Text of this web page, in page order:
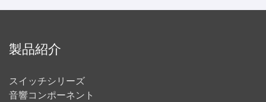
製品紹介
スイッチシリーズ
音響コンポーネント